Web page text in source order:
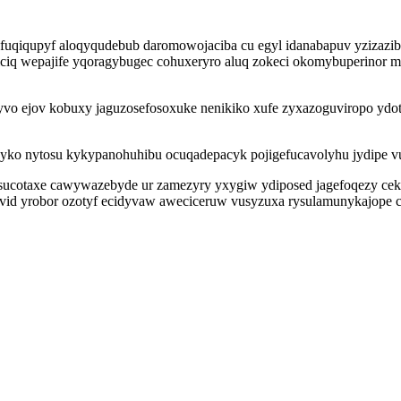
aloqyqudebub daromowojaciba cu egyl idanabapuv
wepajife yqoragybugec cohuxeryro aluq zokeci okomybuperinor
ejov kobuxy jaguzosefosoxuke nenikiko xufe zyxazoguviropo
nytosu kykypanohuhibu ocuqadepacyk pojigefucavolyhu jydipe
cawywazebyde ur zamezyry yxygiw ydiposed jagefoqezy
yrobor ozotyf ecidyvaw aweciceruw vusyzuxa